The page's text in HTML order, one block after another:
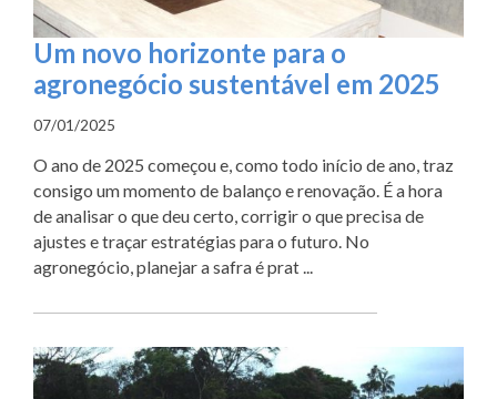
Um novo horizonte para o
agronegócio sustentável em 2025
07/01/2025
O ano de 2025 começou e, como todo início de ano, traz
consigo um momento de balanço e renovação. É a hora
de analisar o que deu certo, corrigir o que precisa de
ajustes e traçar estratégias para o futuro. No
agronegócio, planejar a safra é prat ...